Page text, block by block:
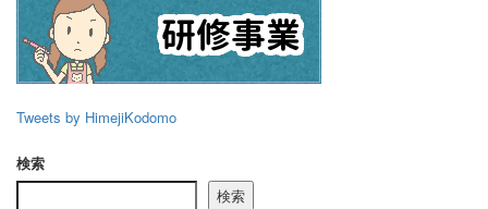
Tweets by HimejiKodomo
検索
検索